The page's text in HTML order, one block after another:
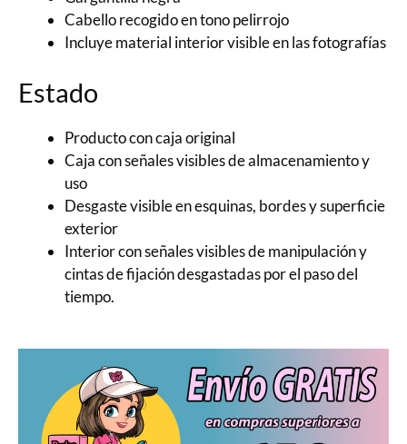
Cabello recogido en tono pelirrojo
Incluye material interior visible en las fotografías
Estado
Producto con caja original
Caja con señales visibles de almacenamiento y
uso
Desgaste visible en esquinas, bordes y superficie
exterior
Interior con señales visibles de manipulación y
cintas de fijación desgastadas por el paso del
tiempo.